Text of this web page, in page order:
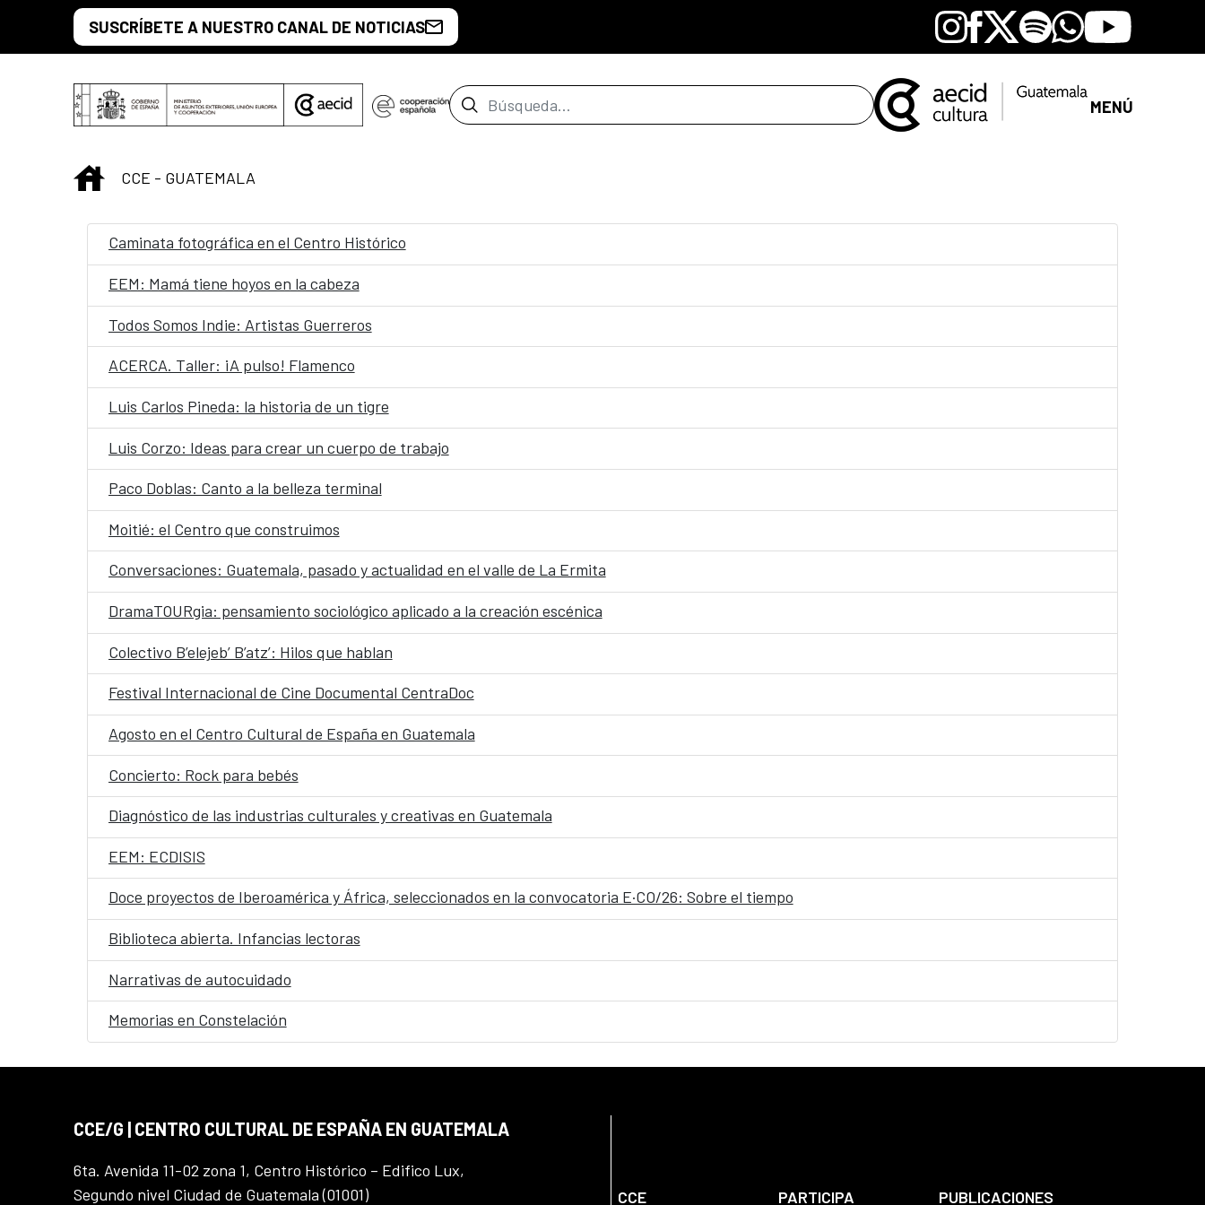
Saltar al contenido principal
SUSCRÍBETE A NUESTRO CANAL DE NOTICIAS Instagram
Facebook
X SpotifyWhatsapp
Youtube
Barra de búsqueda MENÚ
INICIO
CCE - GUATEMALA
Caminata fotográfica en el Centro Histórico
EEM: Mamá tiene hoyos en la cabeza
Todos Somos Indie: Artistas Guerreros
ACERCA. Taller: ¡A pulso! Flamenco
Luis Carlos Pineda: la historia de un tigre
Luis Corzo: Ideas para crear un cuerpo de trabajo
Paco Doblas: Canto a la belleza terminal
Moitié: el Centro que construimos
Conversaciones: Guatemala, pasado y actualidad en el valle de La Ermita
DramaTOURgia: pensamiento sociológico aplicado a la creación escénica
Colectivo B’elejeb’ B’atz’: Hilos que hablan
Festival Internacional de Cine Documental CentraDoc
Agosto en el Centro Cultural de España en Guatemala
Concierto: Rock para bebés
Diagnóstico de las industrias culturales y creativas en Guatemala
EEM: ECDISIS
Doce proyectos de Iberoamérica y África, seleccionados en la convocatoria E·CO/26: Sobre el tiempo
Biblioteca abierta. Infancias lectoras
Narrativas de autocuidado
Memorias en Constelación
CCE/G | CENTRO CULTURAL DE ESPAÑA EN GUATEMALA
6ta. Avenida 11-02 zona 1, Centro Histórico – Edifico Lux,
Segundo nivel Ciudad de Guatemala (01001)
CCE PARTICIPA PUBLICACIONES